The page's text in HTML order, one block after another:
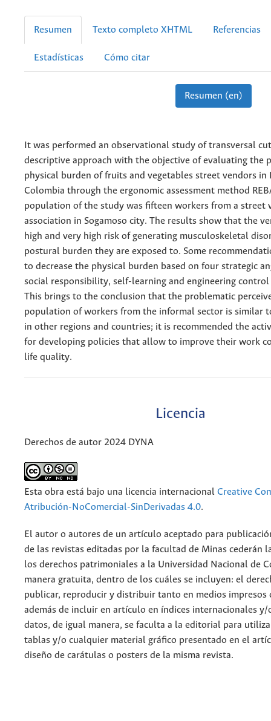
Resumen Texto completo XHTML Referencias
Estadísticas Cómo citar
Resumen (en)
It was performed an observational study of transversal
descriptive approach with the objective of evaluating the
physical burden of fruits and vegetables street vendors in
Colombia through the ergonomic assessment method
population of the study was fifteen workers from a street
association in Sogamoso city. The results show that the
high and very high risk of generating musculoskeletal
postural burden they are exposed to. Some
to decrease the physical burden based on four strategic
social responsibility, self-learning and engineering
This brings to the conclusion that the problematic
population of workers from the informal sector is similar
in other regions and countries; it is recommended the
for developing policies that allow to improve their work
life quality.
Licencia
Derechos de autor 2024 DYNA
Esta obra está bajo una licencia internacional Creative
Atribución-NoComercial-SinDerivadas 4.0.
El autor o autores de un artículo aceptado para
de las revistas editadas por la facultad de Minas cederán
los derechos patrimoniales a la Universidad Nacional de
manera gratuita, dentro de los cuáles se incluyen: el
publicar, reproducir y distribuir tanto en medios impresos
además de incluir en artículo en índices internacionales y/
datos, de igual manera, se faculta a la editorial para
tablas y/o cualquier material gráfico presentado en el
diseño de carátulas o posters de la misma revista.